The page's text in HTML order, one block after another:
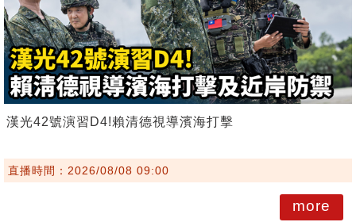
漢光42號演習D4!賴清德視導濱海打擊
直播時間：2026/08/08 09:00
more